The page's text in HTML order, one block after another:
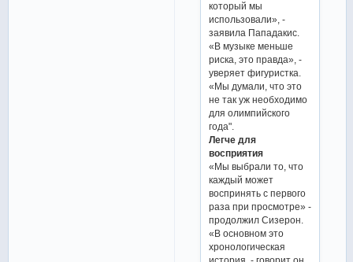
который мы
использовали», -
заявила Пападакис.
«В музыке меньше
риска, это правда», -
уверяет фигуристка.
«Мы думали, что это
не так уж необходимо
для олимпийского
года".
Легче для
восприятия
«Мы выбрали то, что
каждый может
воспринять с первого
раза при просмотре» -
продолжил Сизерон.
«В основном это
хронологическая